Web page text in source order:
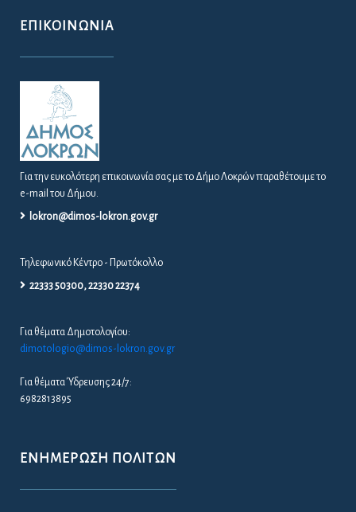
ΕΠΙΚΟΙΝΩΝΊΑ
Για την ευκολότερη επικοινωνία σας με το Δήμο Λοκρών παραθέτουμε το
e-mail του Δήμου.
lokron@dimos-lokron.gov.gr
Τηλεφωνικό Κέντρο - Πρωτόκολλο
22333 50300, 22330 22374
Για θέματα Δημοτολογίου:
dimotologio@dimos-lokron.gov.gr
Για θέματα Ύδρευσης 24/7:
6982813895
ΕΝΗΜΈΡΩΣΗ ΠΟΛΙΤΏΝ